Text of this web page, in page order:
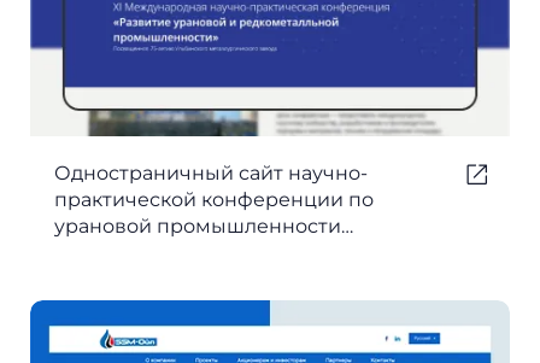
Одностраничный сайт научно-
практической конференции по
урановой промышленности